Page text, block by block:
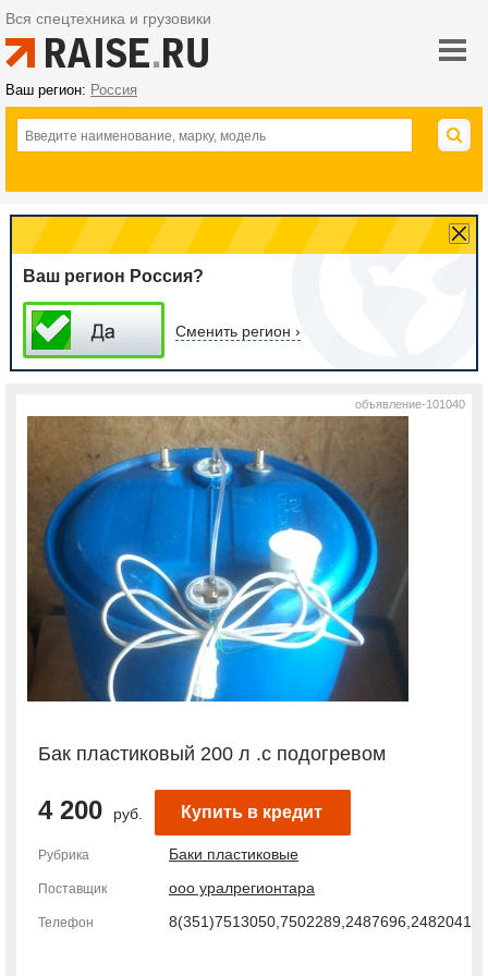
Вся спецтехника и грузовики
Ваш регион: Россия
Ваш регион Россия?
Сменить регион ›
Бак пластиковый 200 л .с подогревом
4 200 руб. Купить в кредит
Рубрика Баки пластиковые
Поставщик ооо уралрегионтара
Телефон 8(351)7513050,7502289,2487696,2482041
объявление-101040